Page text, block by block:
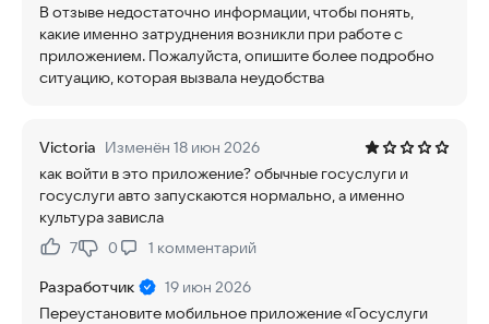
В отзыве недостаточно информации, чтобы понять,
какие именно затруднения возникли при работе с
приложением. Пожалуйста, опишите более подробно
ситуацию, которая вызвала неудобства
Victoria Изменён 18 июн 2026
как войти в это приложение? обычные госуслуги и
госуслуги авто запускаются нормально, а именно
культура зависла
Нравится:
7Не нравится:
0 1 комментарий
Разработчик
19 июн 2026
Переустановите мобильное приложение «Госуслуги